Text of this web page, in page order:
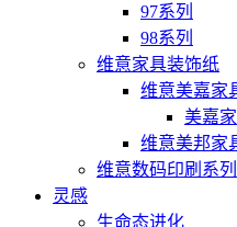
97系列
98系列
维意家具装饰纸
维意美嘉家
美嘉
维意美邦家
维意数码印刷系列
灵感
生命态进化